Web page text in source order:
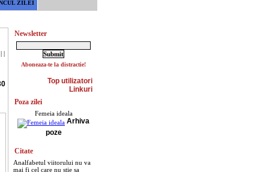
ZILEI
Newsletter
Aboneaza-te la distractie!
Top utilizatori
Linkuri
Poza zilei
Femeia ideala
Arhiva
poze
Citate
Analfabetul viitorului nu va
mai fi cel care nu stie sa
| |